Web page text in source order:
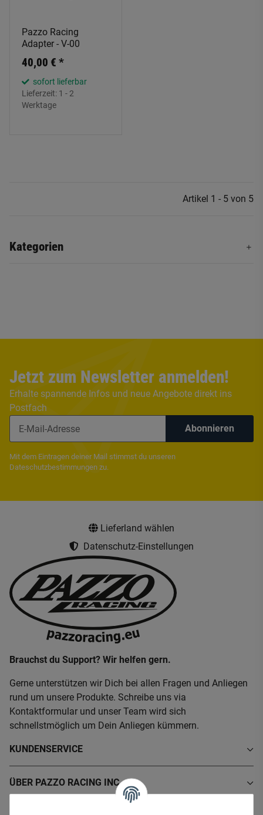
Pazzo Racing
Adapter - V-00
40,00 € *
sofort lieferbar
Lieferzeit: 1 - 2
Werktage
Artikel 1 - 5 von 5
Kategorien
Jetzt zum Newsletter anmelden!
Erhalte spannende Infos und neue Angebote direkt ins
Postfach
Abonnieren
Mit dem Eintragen deiner Mail stimmst du unseren
Dateschutzbestimmungen zu.
Lieferland wählen
Datenschutz-Einstellungen
Brauchst du Support? Wir helfen gern.
Gerne unterstützen wir Dich bei allen Fragen und Anliegen
rund um unsere Produkte. Schreibe uns via
Kontaktformular und unser Team wird sich
schnellstmöglich um Dein Anliegen kümmern.
KUNDENSERVICE
ÜBER PAZZO RACING INC.